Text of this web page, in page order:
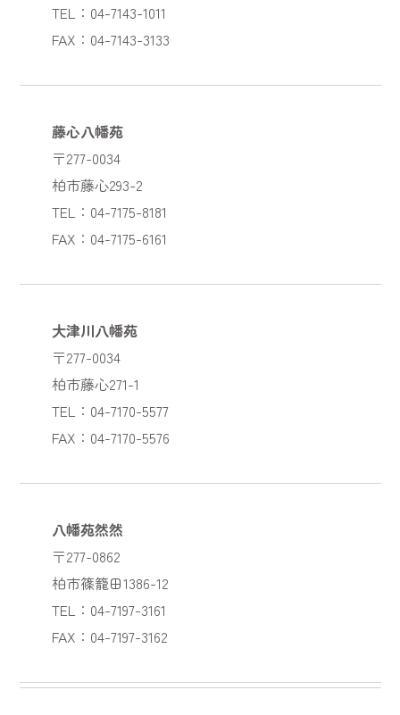
TEL：04-7143-1011
FAX：04-7143-3133
藤心八幡苑
〒277-0034
柏市藤心293-2
TEL：04-7175-8181
FAX：04-7175-6161
大津川八幡苑
〒277-0034
柏市藤心271-1
TEL：04-7170-5577
FAX：04-7170-5576
八幡苑然然
〒277-0862
柏市篠籠田1386-12
TEL：04-7197-3161
FAX：04-7197-3162